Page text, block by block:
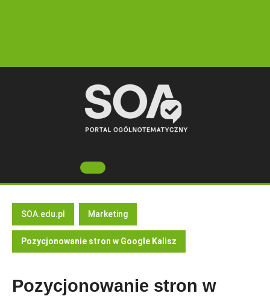
Open
Button
SOA.edu.pl Marketing
Pozycjonowanie stron w Google Kalisz
Pozycjonowanie stron w